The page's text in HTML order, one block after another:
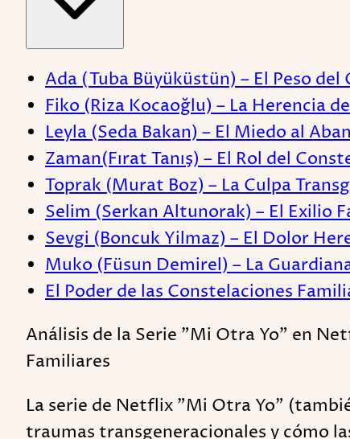
Ada (Tuba Büyüküstün) – El Peso
Fiko (Riza Kocaoğlu) – La Herencia
Leyla (Seda Bakan) – El Miedo al
Zaman(Fırat Tanış) – El Rol del
Toprak (Murat Boz) – La Culpa
Selim (Serkan Altunorak) – El Exilio
Sevgi (Boncuk Yilmaz) – El Dolor
Muko (Füsun Demirel) – La
El Poder de las Constelaciones
Análisis de la Serie "Mi Otra Yo" en
Familiares
La serie de Netflix "Mi Otra Yo"
traumas transgeneracionales y cómo